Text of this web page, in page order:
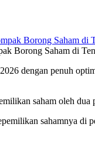
Borong Saham di
dengan penuh
saham oleh dua
sahamnya